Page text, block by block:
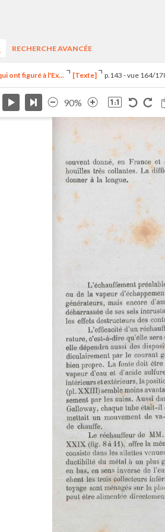
RECHERCHE AVANCÉE
ont figuré à l'Ex... [Texte] p.143 - vue 164/
90%